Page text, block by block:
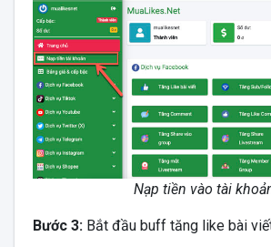
Nạp tiền vào tài
Bước 3:Bắt đầu buff tăng like bài